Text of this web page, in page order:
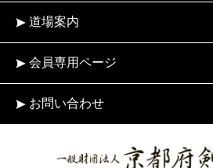
道場案内
会員専用ページ
お問い合わせ